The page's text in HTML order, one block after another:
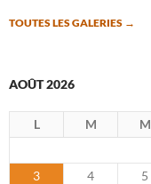
TOUTES LES GALERIES →
AOÛT 2026
L M M
3
4 5